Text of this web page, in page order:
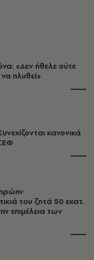
«Δεν ήθελε ούτε
πλυθεί»
κανονικά
του ζητά 50 εκατ.
επιμέλεια των